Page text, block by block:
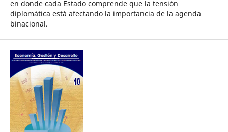
en donde cada Estado comprende que la tensión
diplomática está afectando la importancia de la agenda
binacional.